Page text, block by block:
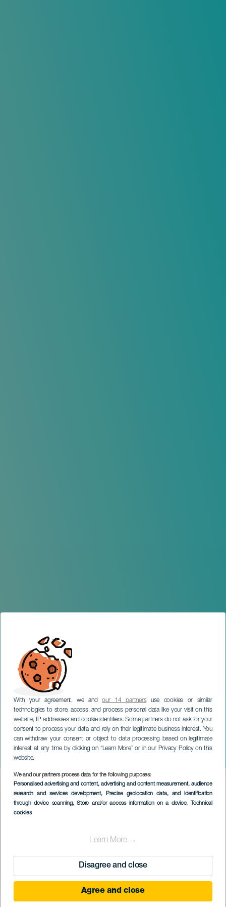
With your agreement, we andour 14 partnersuse cookies or similar
technologies to store, access, and process personal data like your visit on this
website, IP addresses and cookie identifiers. Some partners do not ask for your
consent to process your data and rely on their legitimate business interest. You
can withdraw your consent or object to data processing based on legitimate
interest at any time by clicking on “Learn More” or in our Privacy Policy on this
website.
We and our partners process data for the following purposes:
Personalised advertising and content, advertising and content measurement, audience
research and services development, Precise geolocation data, and identification
through device scanning, Store and/or access information on a device, Technical
cookies
Learn More →
Disagree and close
Agree and close
Bajada de La Rama nelle
festività di Las Marías
GRAN CANARIA
Imagen
Listado
September 2026